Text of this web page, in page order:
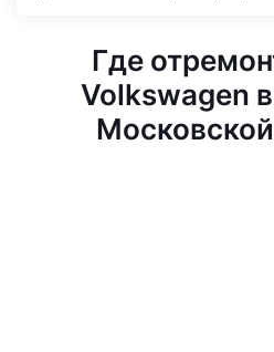
Где
Volkswagen